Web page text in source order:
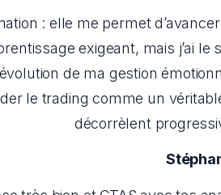
: elle me permet
exigeant, mais j’ai
de ma gestion
le trading comme un
décorrèlent